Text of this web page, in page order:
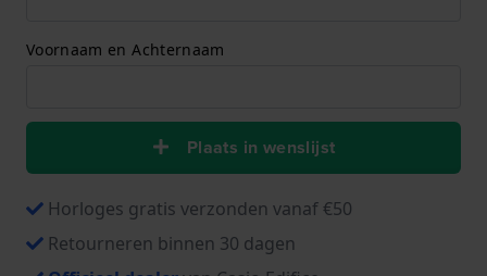
Voornaam en Achternaam
Plaats in wenslijst
Horloges gratis verzonden vanaf €50
Retourneren binnen 30 dagen